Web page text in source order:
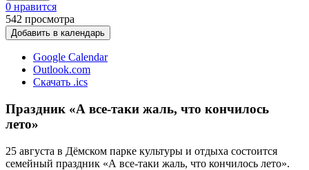
0 нравится
542 просмотра
Добавить в календарь
Google Calendar
Outlook.com
Скачать .ics
Праздник «А все-таки жаль, что кончилось
лето»
25 августа в Дёмском парке культуры и отдыха состоится
семейный праздник «А все-таки жаль, что кончилось лето».